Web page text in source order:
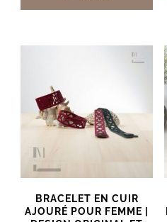
produit
variations.
Les
être
BRACELET EN CUIR
AJOURÉ POUR FEMME |